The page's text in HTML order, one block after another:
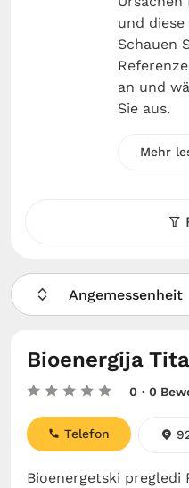
und
Schauen
an und
Sie aus.
Mehr
Angemessenheit
Bioenergija
0 · 0
Bioenergetski pregledi
Telefon